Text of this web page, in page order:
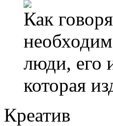
Как
люди, его
которая
Креатив